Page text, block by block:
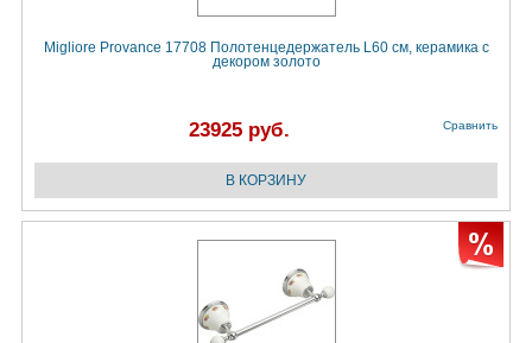
Migliore Provance 17708 Полотенцедержатель L60 см, керамика с
декором золото
23925 руб. Сравнить